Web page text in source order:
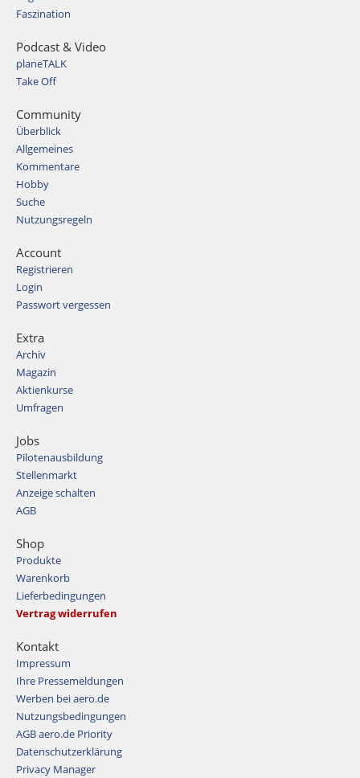
Faszination
Podcast & Video
planeTALK
Take Off
Community
Überblick
Allgemeines
Kommentare
Hobby
Suche
Nutzungsregeln
Account
Registrieren
Login
Passwort vergessen
Extra
Archiv
Magazin
Aktienkurse
Umfragen
Jobs
Pilotenausbildung
Stellenmarkt
Anzeige schalten
AGB
Shop
Produkte
Warenkorb
Lieferbedingungen
Vertrag widerrufen
Kontakt
Impressum
Ihre Pressemeldungen
Werben bei aero.de
Nutzungsbedingungen
AGB aero.de Priority
Datenschutzerklärung
Privacy Manager